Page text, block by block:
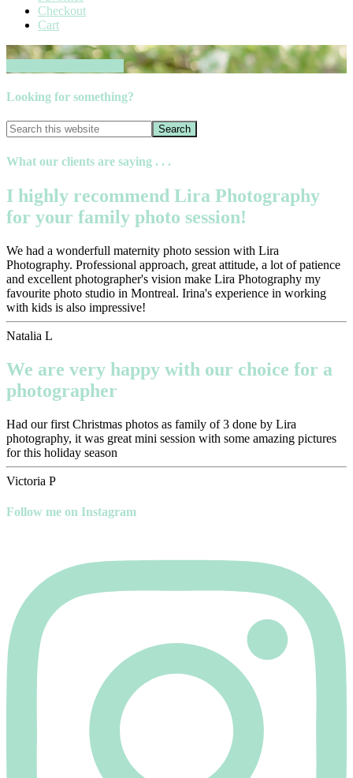
Checkout
Cart
Looking for something?
What our clients are saying . . .
I highly recommend Lira Photography
for your family photo session!
We had a wonderfull maternity photo session with Lira
Photography. Professional approach, great attitude, a lot of patience
and excellent photographer's vision make Lira Photography my
favourite photo studio in Montreal. Irina's experience in working
with kids is also impressive!
Natalia L
We are very happy with our choice for a
photographer
Had our first Christmas photos as family of 3 done by Lira
photography, it was great mini session with some amazing pictures
for this holiday season
Victoria P
Follow me on Instagram